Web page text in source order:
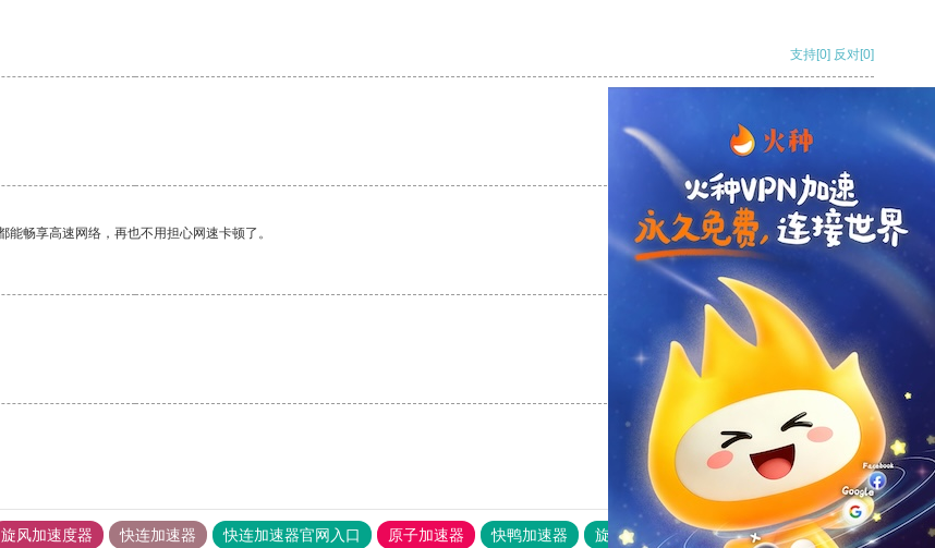
支持[0] 反对[0]
畅享高速网络，再也不用担心网速卡顿了。
反对
反对[0]
旋风加速度器 快连加速器 快连加速器官网入口 原子加速器 快鸭加速器 旋风加速度器 外网网址导航 软件中心